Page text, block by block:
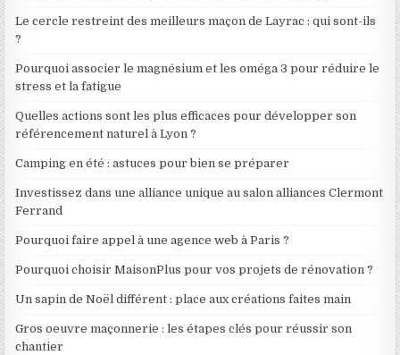
Le cercle restreint des meilleurs maçon de Layrac : qui sont-ils
?
Pourquoi associer le magnésium et les oméga 3 pour réduire le
stress et la fatigue
Quelles actions sont les plus efficaces pour développer son
référencement naturel à Lyon ?
Camping en été : astuces pour bien se préparer
Investissez dans une alliance unique au salon alliances Clermont
Ferrand
Pourquoi faire appel à une agence web à Paris ?
Pourquoi choisir MaisonPlus pour vos projets de rénovation ?
Un sapin de Noël différent : place aux créations faites main
Gros oeuvre maçonnerie : les étapes clés pour réussir son
chantier